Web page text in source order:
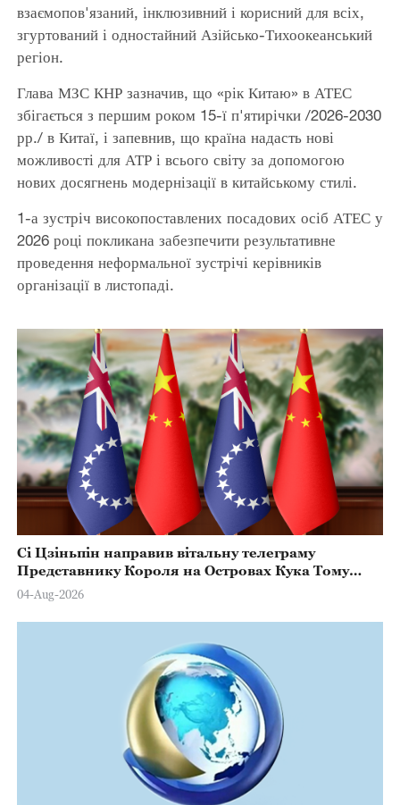
взаємопов'язаний, інклюзивний і корисний для всіх,
згуртований і одностайний Азійсько-Тихоокеанський
регіон.
Глава МЗС КНР зазначив, що «рік Китаю» в АТЕС
збігається з першим роком 15-ї п'ятирічки /2026-2030
рр./ в Китаї, і запевнив, що країна надасть нові
можливості для АТР і всього світу за допомогою
нових досягнень модернізації в китайському стилі.
1-а зустріч високопоставлених посадових осіб АТЕС у
2026 році покликана забезпечити результативне
проведення неформальної зустрічі керівників
організації в листопаді.
Сі Цзіньпін направив вітальну телеграму
Представнику Короля на Островах Кука Тому
Марстерсу з нагоди Дня Конституції
04-Aug-2026